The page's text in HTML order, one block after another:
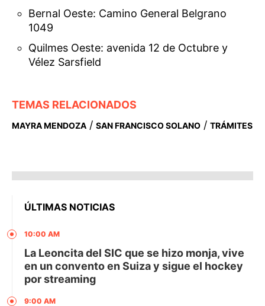
Bernal Oeste: Camino General Belgrano
1049
Quilmes Oeste: avenida 12 de Octubre y
Vélez Sarsfield
TEMAS RELACIONADOS
MAYRA MENDOZA / SAN FRANCISCO SOLANO / TRÁMITES
ÚLTIMAS NOTICIAS
10:00 AM
La Leoncita del SIC que se hizo monja, vive
en un convento en Suiza y sigue el hockey
por streaming
9:00 AM